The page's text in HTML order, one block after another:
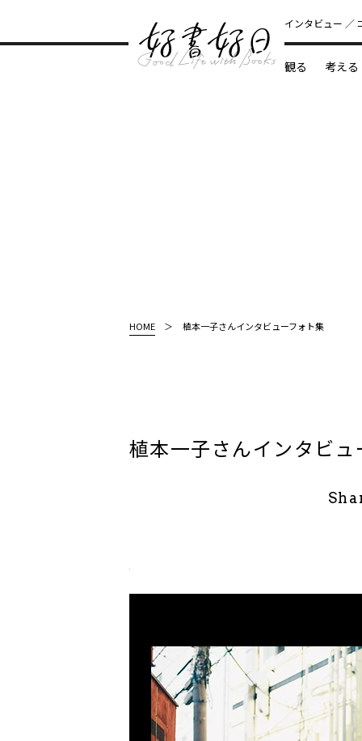
インタビュー
観る 考える
HOME 植本一子さんインタビューフォト集
植本一子さんインタビ